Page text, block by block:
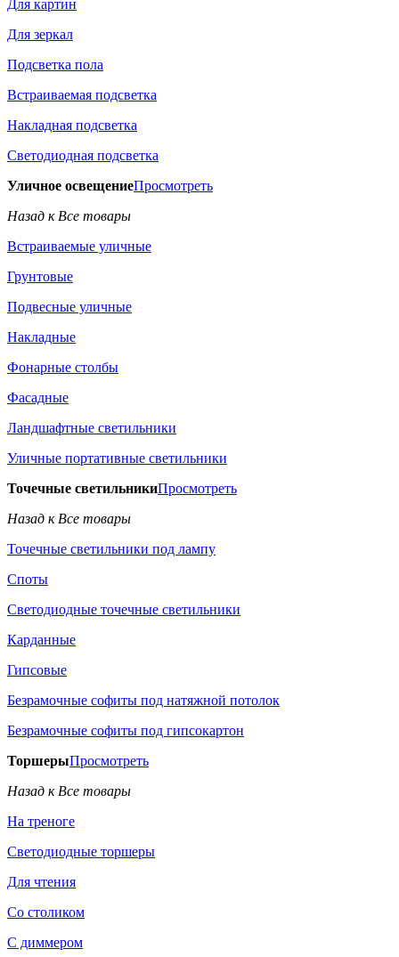
Для картин
Для зеркал
Подсветка пола
Встраиваемая подсветка
Накладная подсветка
Светодиодная подсветка
Уличное освещениеПросмотреть
Назад к Все товары
Встраиваемые уличные
Грунтовые
Подвесные уличные
Накладные
Фонарные столбы
Фасадные
Ландшафтные светильники
Уличные портативные светильники
Точечные светильникиПросмотреть
Назад к Все товары
Точечные светильники под лампу
Споты
Светодиодные точечные светильники
Карданные
Гипсовые
Безрамочные софиты под натяжной потолок
Безрамочные софиты под гипсокартон
ТоршерыПросмотреть
Назад к Все товары
На треноге
Светодиодные торшеры
Для чтения
Со столиком
С диммером